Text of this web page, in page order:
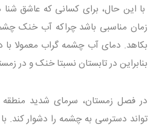
با این حال، برای کسانی که عاشق شنا
زمان مناسبی باشد چراکه آب خنک
بکاهد. دمای آب چشمه گراب معمولا
بنابراین در تابستان نسبتا خنک و در
در فصل زمستان، سرمای شدید
تواند دسترسی به چشمه را دشوار کند.